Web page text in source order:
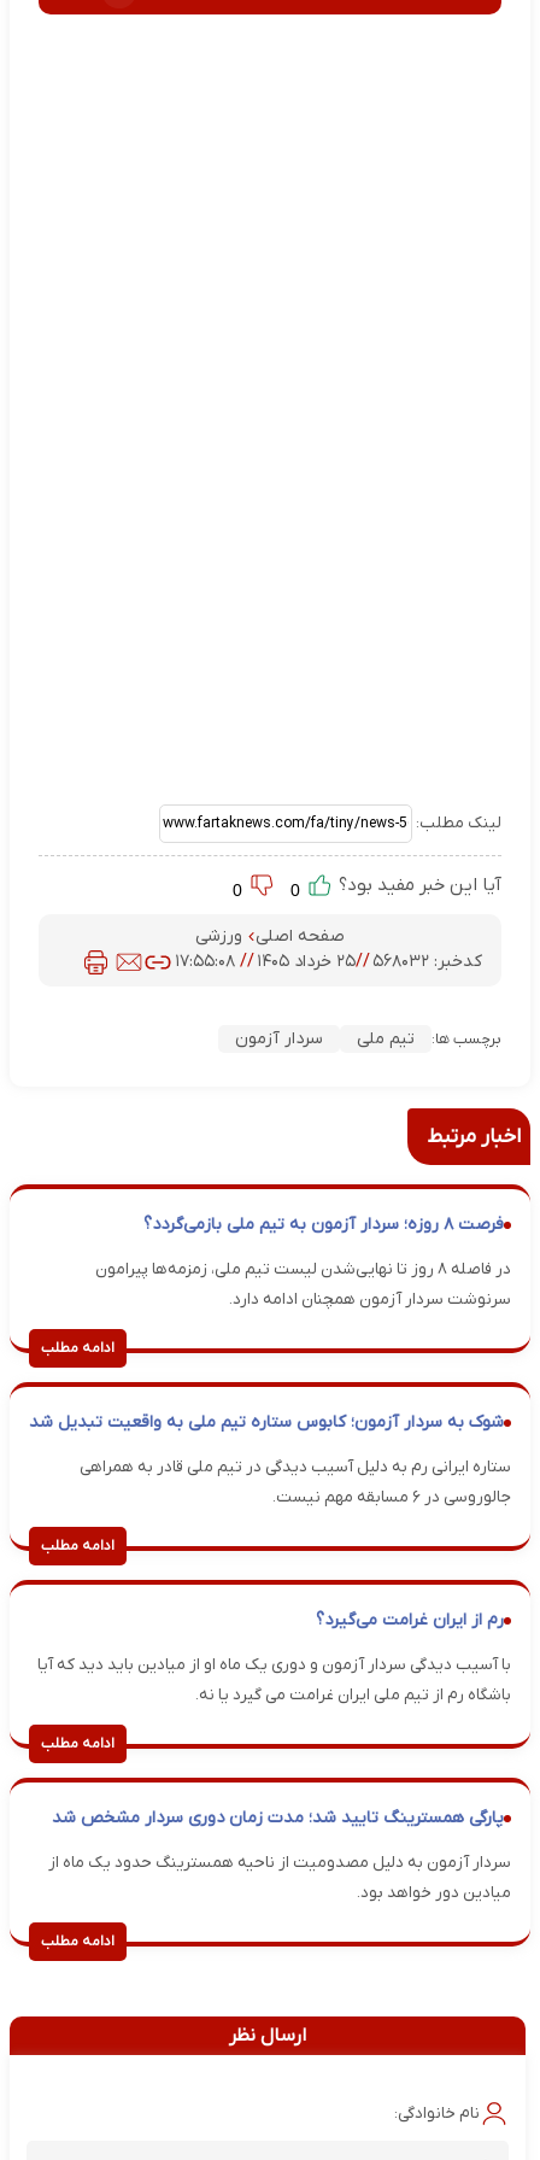
لینک مطلب:
آیا این خبر مفید بود؟
صفحه اصلی
ورزشی
کدخبر: ۵۶۸۰۳۲ //۲۵ خرداد ۱۴۰۵ // ۱۷:۵۵:۰۸
برچسب ها: تیم ملی سردار آزمون
اخبار مرتبط
فرصت ۸ روزه؛ سردار آزمون به تیم ملی بازمی‌گردد؟
در فاصله ۸ روز تا نهایی‌شدن لیست تیم ملی، زمزمه‌ها پیرامون
سرنوشت سردار آزمون همچنان ادامه دارد.
ادامه مطلب
شوک به سردار آزمون؛ کابوس ستاره تیم ملی به واقعیت تبدیل شد
ستاره ایرانی رم به دلیل آسیب دیدگی در تیم ملی قادر به همراهی
جالوروسی در ۶ مسابقه مهم نیست.
ادامه مطلب
رم از ایران غرامت می‌گیرد؟
با آسیب دیدگی سردار آزمون و دوری یک ماه او از میادین باید دید که آیا
باشگاه رم از تیم ملی ایران غرامت می گیرد یا نه.
ادامه مطلب
پارگی همسترینگ تایید شد؛ مدت زمان دوری سردار مشخص شد
سردار آزمون به دلیل مصدومیت از ناحیه همسترینگ حدود یک ماه از
میادین دور خواهد بود.
ادامه مطلب
ارسال نظر
نام خانوادگی: